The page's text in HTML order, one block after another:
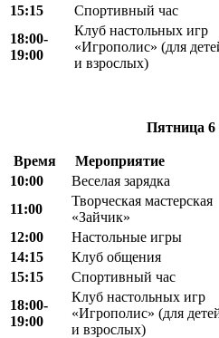
15:15 Спортивный час
18:00-
19:00
Клуб настольных игр
«Игрополис» (для
и взрослых)
Пятница 6
Время Мероприятие
10:00 Веселая зарядка
11:00
Творческая мастерская
«Зайчик»
12:00 Настольные игры
14:15 Клуб общения
15:15
Спортивный час
18:00-
19:00
Клуб настольных игр
«Игрополис» (для
и взрослых)